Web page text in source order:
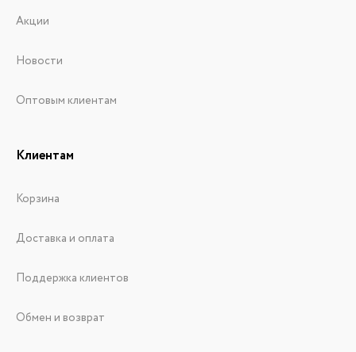
Акции
Новости
Оптовым клиентам
Клиентам
Корзина
Доставка и оплата
Поддержка клиентов
Обмен и возврат